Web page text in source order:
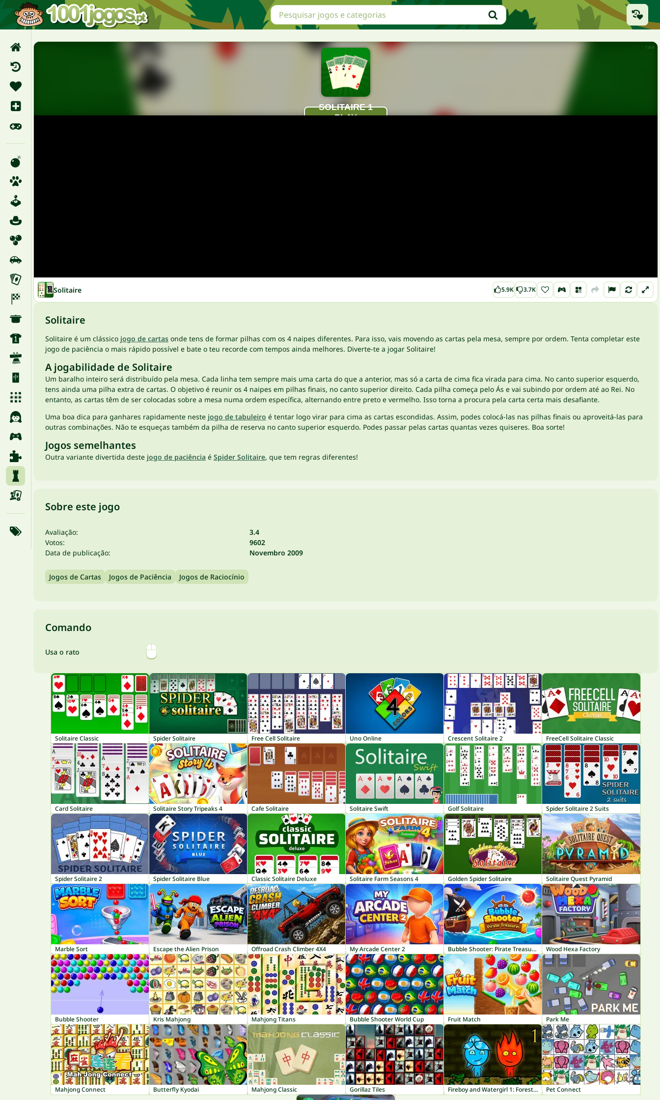
Solitaire 5.9K 3.7K
Solitaire
Solitaire é um clássico jogo de cartas onde tens de formar pilhas com os 4 naipes diferentes. Para isso, vais movendo as cartas pela mesa, sempre por ordem. Tenta completar este
jogo de paciência o mais rápido possível e bate o teu recorde com tempos ainda melhores. Diverte-te a jogar Solitaire!
A jogabilidade de Solitaire
Um baralho inteiro será distribuído pela mesa. Cada linha tem sempre mais uma carta do que a anterior, mas só a carta de cima fica virada para cima. No canto superior esquerdo,
tens ainda uma pilha extra de cartas. O objetivo é reunir os 4 naipes em pilhas finais, no canto superior direito. Cada pilha começa pelo Ás e vai subindo por ordem até ao Rei. No
entanto, as cartas têm de ser colocadas sobre a mesa numa ordem específica, alternando entre preto e vermelho. Isso torna a procura pela carta certa mais desafiante.
Uma boa dica para ganhares rapidamente neste jogo de tabuleiro é tentar logo virar para cima as cartas escondidas. Assim, podes colocá-las nas pilhas finais ou aproveitá-las para
outras combinações. Não te esqueças também da pilha de reserva no canto superior esquerdo. Podes passar pelas cartas quantas vezes quiseres. Boa sorte!
Jogos semelhantes
Outra variante divertida deste jogo de paciência é Spider Solitaire, que tem regras diferentes!
Sobre este jogo
Avaliação:
3.4
Votos:
9602
Data de publicação:
Novembro 2009
Jogos de Cartas Jogos de Paciência Jogos de Raciocínio
Comando
Usa o rato
Solitaire Classic Spider Solitaire Free Cell Solitaire Uno Online Crescent Solitaire 2 FreeCell Solitaire Classic
Card Solitaire Solitaire Story Tripeaks 4 Cafe Solitaire Solitaire Swift Golf Solitaire Spider Solitaire 2 Suits
Spider Solitaire 2 Spider Solitaire Blue Classic Solitaire Deluxe Solitaire Farm Seasons 4 Golden Spider Solitaire Solitaire Quest Pyramid
Marble Sort Escape the Alien Prison Offroad Crash Climber 4X4 My Arcade Center 2 Bubble Shooter: Pirate Treasures Wood Hexa Factory
Bubble Shooter Kris Mahjong Mahjong Titans Bubble Shooter World Cup Fruit Match Park Me
Mahjong Connect Butterfly Kyodai Mahjong Classic Gorillaz Tiles Fireboy and Watergirl 1: Forest Temple Pet Connect